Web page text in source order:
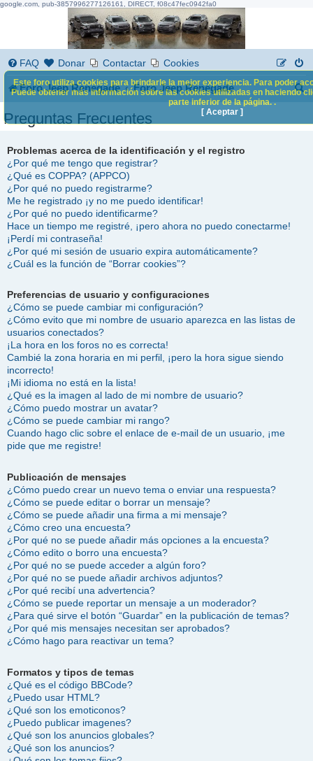
google.com, pub-3857996277126161, DIRECT, f08c47fec0942fa0
FAQ Donar Contactar Cookies
Foro Jeep Renegade Foro Jeep Renegade
B
s
Preguntas Frecuentes
Problemas acerca de la identificación y el registro
¿Por qué me tengo que registrar?
¿Qué es COPPA? (APPCO)
¿Por qué no puedo registrarme?
Me he registrado ¡y no me puedo identificar!
¿Por qué no puedo identificarme?
Hace un tiempo me registré, ¡pero ahora no puedo conectarme!
¡Perdí mi contraseña!
¿Por qué mi sesión de usuario expira automáticamente?
¿Cuál es la función de “Borrar cookies”?
Preferencias de usuario y configuraciones
¿Cómo se puede cambiar mi configuración?
¿Cómo evito que mi nombre de usuario aparezca en las listas de
usuarios conectados?
¡La hora en los foros no es correcta!
Cambié la zona horaria en mi perfil, ¡pero la hora sigue siendo
incorrecto!
¡Mi idioma no está en la lista!
¿Qué es la imagen al lado de mi nombre de usuario?
¿Cómo puedo mostrar un avatar?
¿Cómo se puede cambiar mi rango?
Cuando hago clic sobre el enlace de e-mail de un usuario, ¡me
pide que me registre!
Publicación de mensajes
¿Cómo puedo crear un nuevo tema o enviar una respuesta?
¿Cómo se puede editar o borrar un mensaje?
¿Cómo se puede añadir una firma a mi mensaje?
¿Cómo creo una encuesta?
¿Por qué no se puede añadir más opciones a la encuesta?
¿Cómo edito o borro una encuesta?
¿Por qué no se puede acceder a algún foro?
¿Por qué no se puede añadir archivos adjuntos?
¿Por qué recibí una advertencia?
¿Cómo se puede reportar un mensaje a un moderador?
¿Para qué sirve el botón “Guardar” en la publicación de temas?
¿Por qué mis mensajes necesitan ser aprobados?
¿Cómo hago para reactivar un tema?
Formatos y tipos de temas
¿Qué es el código BBCode?
¿Puedo usar HTML?
¿Qué son los emoticonos?
¿Puedo publicar imagenes?
¿Qué son los anuncios globales?
¿Qué son los anuncios?
Este foro utiliza cookies para brindarle la mejor experiencia. Para poder
Puede obtener más información sobre las cookies utilizadas en haciendo
parte inferior de la página. .
[ Aceptar ]